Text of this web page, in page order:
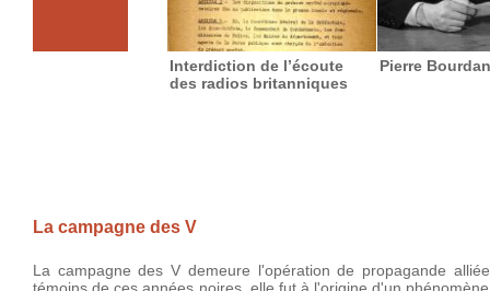
Interdiction de l’écoute
des radios britanniques
Pierre Bourdan
La campagne des V
La campagne des V demeure l'opération de propagande
témoins de ces années noires, elle fut à l'origine d'un